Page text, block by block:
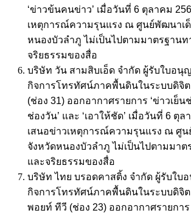
‘ข่าวข้นคนข่าว’ เมื่อวันที่ 6 ตุลาคม
เหตุการณ์ความรุนแรง ณ ศูนย์พัฒนาเด็
หนองบัวลำภู ไม่เป็นไปตามมาตรฐานท
จริยธรรมของสื่อ
บริษัท วัน สามสิบเอ็ด จำกัด ผู้รับใบอนุ
กิจการโทรทัศน์ภาคพื้นดินในระบบดิจิต
(ช่อง 31) ออกอากาศรายการ ‘ข่าวเย็น
ช่องวัน’ และ ‘เอาให้ชัด’ เมื่อวันที่ 6 ตุ
เสนอข่าวเหตุการณ์ความรุนแรง ณ ศูน
จังหวัดหนองบัวลำภู ไม่เป็นไปตามมา
และจริยธรรมของสื่อ
บริษัท ไทย บรอดคาสติ้ง จำกัด ผู้รับใบ
กิจการโทรทัศน์ภาคพื้นดินในระบบดิจิต
พอยท์ ทีวี (ช่อง 23) ออกอากาศรายการ